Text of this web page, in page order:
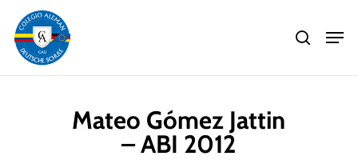
main
content
search
Mateo Gómez Jattin
– ABI 2012